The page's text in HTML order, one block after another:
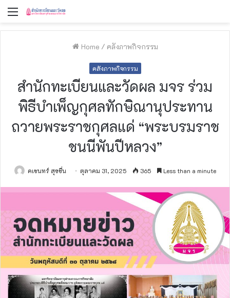
Menu
Home / คลังภาพกิจกรรม
คลังภาพกิจกรรม
สำนักทะเบียนและวัดผล มจร ร่วม
พิธีบำเพ็ญกุศลทักษิณานุประทาน
ถวายพระราชกุศลแด่ “พระบรมราช
ชนนีพันปีหลวง”
คเชนทร์ สุขชื่น ตุลาคม 31, 2025 365 Less than a minute